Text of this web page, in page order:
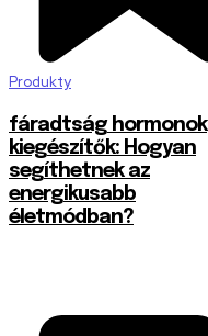
Produkty
fáradtság hormonok
kiegészítők: Hogyan
segíthetnek az
energikusabb
életmódban?